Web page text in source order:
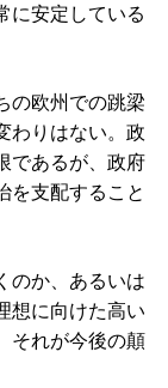
に安定している
の欧州での跳梁
わりはない。政
であるが、政府
を支配すること
のか、あるいは
想に向けた高い
それが今後の顛